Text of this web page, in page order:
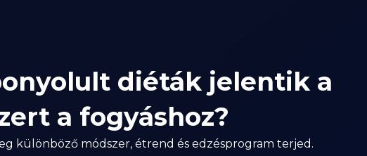
diéták jelentik a
a fogyáshoz?
különböző módszer, étrend és edzésprogram terjed.